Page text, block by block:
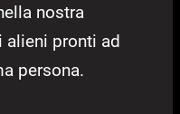
nostra
alieni pronti ad
persona.